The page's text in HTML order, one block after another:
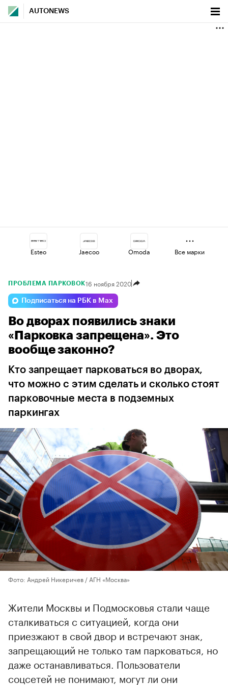
AUTONEWS
Esteo Jaecoo Omoda
Geely Voyah Haval
Lada Volga Changan
Все марки
ПРОБЛЕМА ПАРКОВОК16 ноября 2020
Подписаться на РБК в Max
Во дворах появились знаки
«Парковка запрещена». Это
вообще законно?
Кто запрещает парковаться во дворах,
что можно с этим сделать и сколько стоят
парковочные места в подземных
паркингах
Фото: Андрей Никеричев / АГН «Москва»
Жители Москвы и Подмосковья стали чаще
сталкиваться с ситуацией, когда они
приезжают в свой двор и встречают знак,
запрещающий не только там парковаться, но
даже останавливаться. Пользователи
соцсетей не понимают, могут ли они